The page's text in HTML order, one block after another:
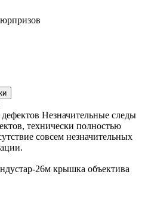
дефектов Незначительные следы
технически полностью
совсем незначительных
26м крышка объектива